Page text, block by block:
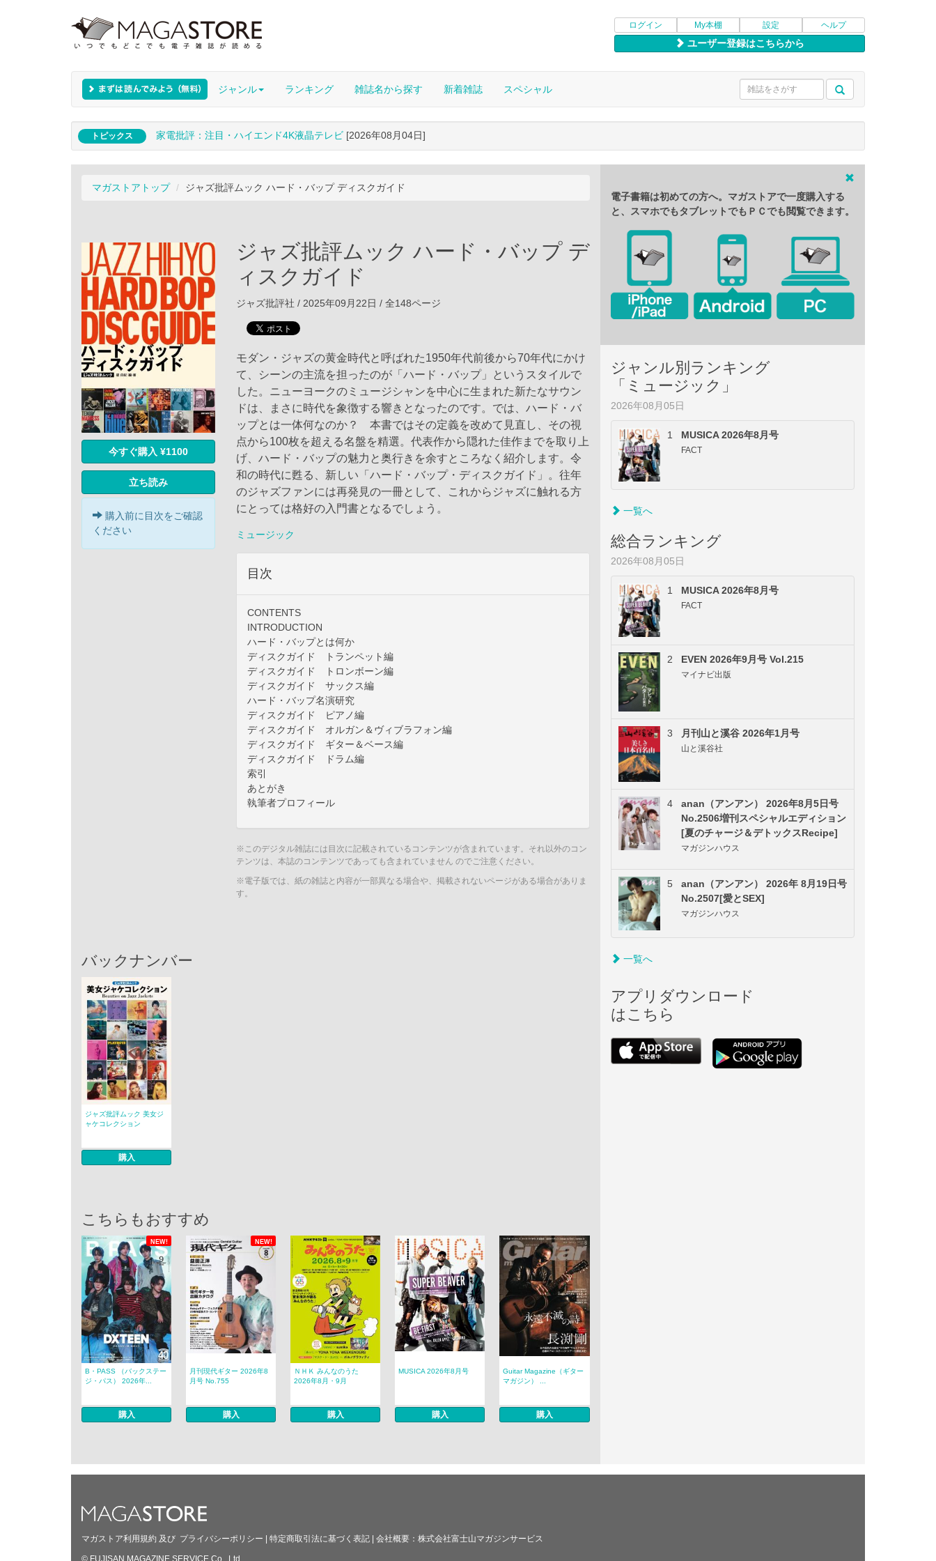
ログイン My本棚 設定 ヘルプ
ユーザー登録はこちらから
ジャンル ランキング 雑誌名から探す 新着雑誌 スペシャル
トピックス 家電批評：注目・ハイエンド4K液晶テレビ [2026年08月04日]
マガストアトップ ジャズ批評ムック ハード・バップ ディスクガイド
今すぐ購入 ¥1100
立ち読み
購入前に目次をご確認
ください
ジャズ批評ムック ハード・バップ デ
ィスクガイド
ジャズ批評社 / 2025年09月22日 / 全148ページ
モダン・ジャズの黄金時代と呼ばれた1950年代前後から70年代にかけ
て、シーンの主流を担ったのが「ハード・バップ」というスタイルで
した。ニューヨークのミュージシャンを中心に生まれた新たなサウン
ドは、まさに時代を象徴する響きとなったのです。では、ハード・バ
ップとは一体何なのか？ 本書ではその定義を改めて見直し、その視
点から100枚を超える名盤を精選。代表作から隠れた佳作までを取り上
げ、ハード・バップの魅力と奥行きを余すところなく紹介します。令
和の時代に甦る、新しい「ハード・バップ・ディスクガイド」。往年
のジャズファンには再発見の一冊として、これからジャズに触れる方
にとっては格好の入門書となるでしょう。
ミュージック
目次
CONTENTS
INTRODUCTION
ハード・バップとは何か
ディスクガイド トランペット編
ディスクガイド トロンボーン編
ディスクガイド サックス編
ハード・バップ名演研究
ディスクガイド ピアノ編
ディスクガイド オルガン＆ヴィブラフォン編
ディスクガイド ギター＆ベース編
ディスクガイド ドラム編
索引
あとがき
執筆者プロフィール
※このデジタル雑誌には目次に記載されているコンテンツが含まれています。それ以外のコン
テンツは、本誌のコンテンツであっても含まれていません のでご注意ください。
※電子版では、紙の雑誌と内容が一部異なる場合や、掲載されないページがある場合がありま
す。
バックナンバー
ジャズ批評ムック 美女ジ
ャケコレクション
購入
こちらもおすすめ
NEW! NEW!
B・PASS （バックステー
ジ・パス） 2026年...
購入
月刊現代ギター 2026年8
月号 No.755
購入
ＮＨＫ みんなのうた
2026年8月・9月
購入
MUSICA 2026年8月号
購入
Guitar Magazine（ギター
マガジン） ...
購入
電子書籍は初めての方へ。マガストアで一度購入する
と、スマホでもタブレットでもＰＣでも閲覧できます。
ジャンル別ランキング
「ミュージック」
2026年08月05日
1 MUSICA 2026年8月号
FACT
一覧へ
総合ランキング
2026年08月05日
1 MUSICA 2026年8月号
FACT
2 EVEN 2026年9月号 Vol.215
マイナビ出版
3 月刊山と溪谷 2026年1月号
山と溪谷社
4
anan（アンアン） 2026年8月5日号
No.2506増刊スペシャルエディション
[夏のチャージ＆デトックスRecipe]
マガジンハウス
5
anan（アンアン） 2026年 8月19日号
No.2507[愛とSEX]
マガジンハウス
一覧へ
アプリダウンロード
はこちら
マガストア利用規約 及び プライバシーポリシー 特定商取引法に基づく表記 会社概要： 株式会社富士山マガジンサービス